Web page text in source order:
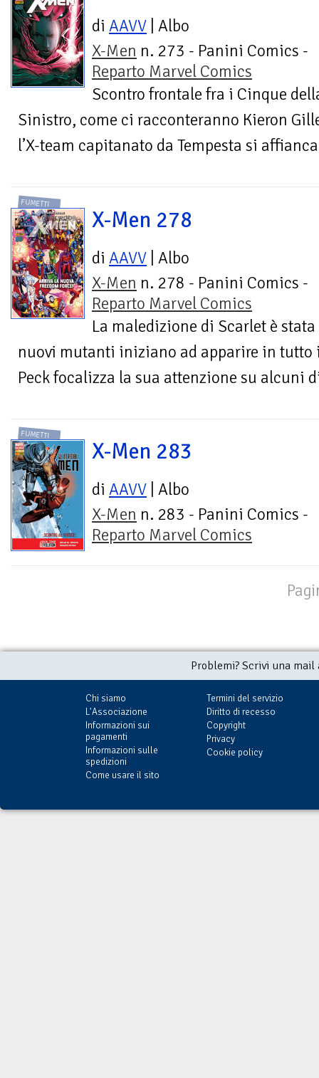
di AAVV | Albo
X-Men n. 273 - Panini Comics -
Reparto Marvel Comics
Scontro frontale fra i Cinque
Sinistro, come ci racconteranno Kieron
l’X-team capitanato da Tempesta si
FUMETTI
X-Men 278
di AAVV | Albo
X-Men n. 278 - Panini Comics -
Reparto Marvel Comics
La maledizione di Scarlet è
nuovi mutanti iniziano ad apparire in tutto
Peck focalizza la sua attenzione su alcuni
FUMETTI
X-Men 283
di AAVV | Albo
X-Men n. 283 - Panini Comics -
Reparto Marvel Comics
Problemi? Scrivi una
Chi siamo
L'Associazione
Informazioni sui
pagamenti
Informazioni sulle
spedizioni
Come usare il sito
Termini del servizio
Diritto di recesso
Copyright
Privacy
Cookie policy